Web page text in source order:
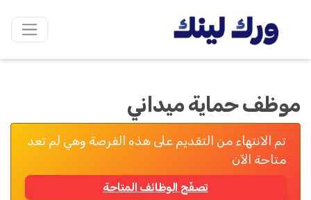
موظف حماية ميداني
تم الانتهاء من التقديم على هذه الفرصة وهي لم تعد
متاحة الآن
تصفّح الوظائف المتاحة